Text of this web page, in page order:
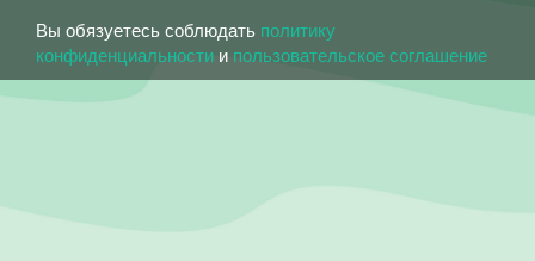
Вы обязуетесь соблюдать политику
конфиденциальности и пользовательское соглашение